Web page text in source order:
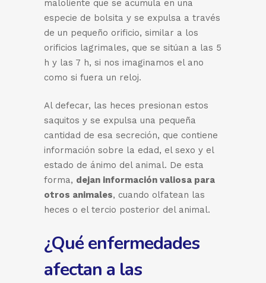
maloliente que se acumula en una
especie de bolsita y se expulsa a través
de un pequeño orificio, similar a los
orificios lagrimales, que se sitúan a las 5
h y las 7 h, si nos imaginamos el ano
como si fuera un reloj.
Al defecar, las heces presionan estos
saquitos y se expulsa una pequeña
cantidad de esa secreción, que contiene
información sobre la edad, el sexo y el
estado de ánimo del animal. De esta
forma, dejan información valiosa para
otros animales, cuando olfatean las
heces o el tercio posterior del animal.
¿Qué enfermedades
afectan a las